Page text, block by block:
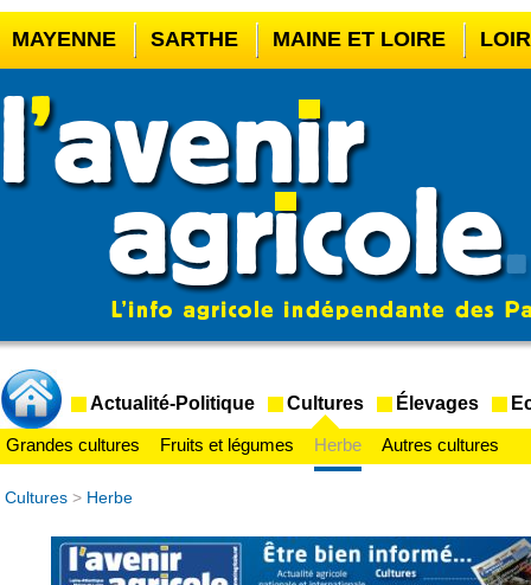
MAYENNE SARTHE MAINE ET LOIRE
CASINO EN LIGNE MEILLEUR BOOKMAKER
CASINO EN LIGNE FRANCE LÉGAL
CRYPTO CASINO
Actualité-Politique Cultures Élevages
Grandes cultures Fruits et légumes Herbe Autres cultures
Cultures > Herbe